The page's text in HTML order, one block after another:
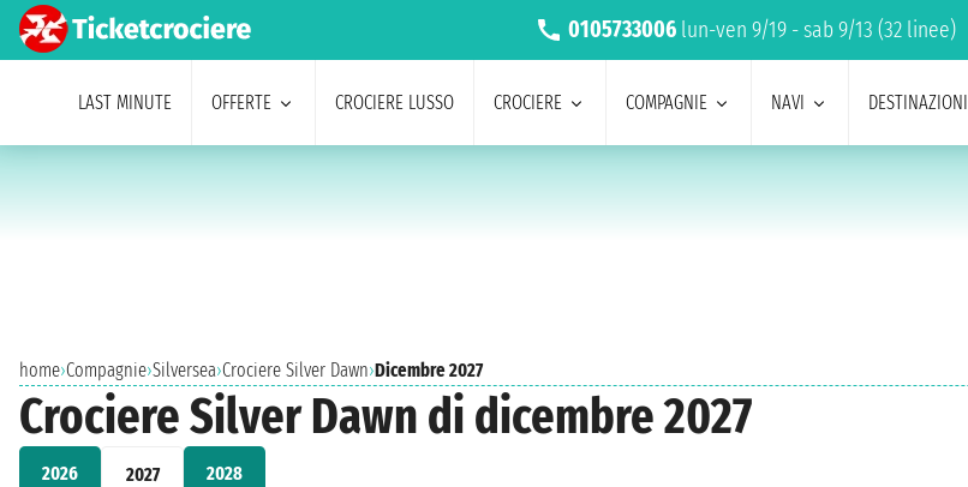
0105733006 lun-ven 9/19 - sab 9/13 (32 linee)
LAST MINUTE OFFERTE CROCIERE LUSSO CROCIERE COMPAGNIE NAVI DESTINAZIONI
home›Compagnie›Silversea›Crociere Silver Dawn›Dicembre 2027
Crociere Silver Dawn di dicembre 2027
2026 2027 2028